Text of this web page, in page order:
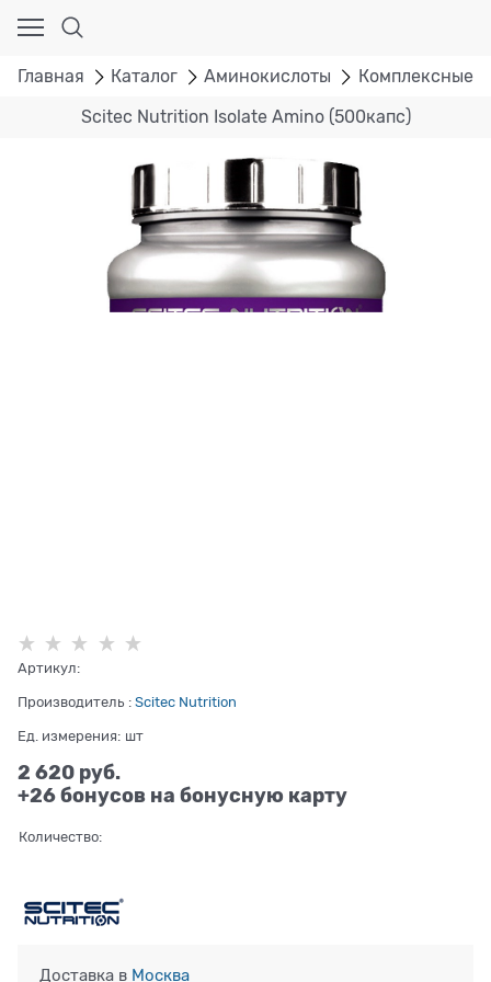
Главная Каталог Аминокислоты Комплексные
Scitec Nutrition Isolate Amino (500капс)
Артикул:
Производитель : Scitec Nutrition
Ед. измерения: шт
2 620 руб.
+26 бонусов на бонусную карту
Количество:
Доставка в Москва